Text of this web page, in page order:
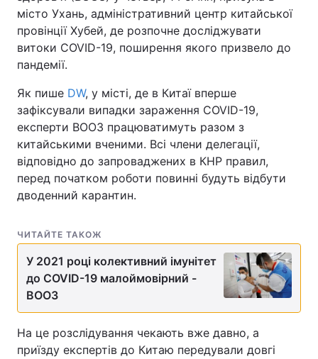
місто Ухань, адміністративний центр китайської
провінції Хубей, де розпочне досліджувати
витоки COVID-19, поширення якого призвело до
пандемії.
Як пише DW, у місті, де в Китаї вперше
зафіксували випадки зараження COVID-19,
експерти ВООЗ працюватимуть разом з
китайськими вченими. Всі члени делегації,
відповідно до запроваджених в КНР правил,
перед початком роботи повинні будуть відбути
дводенний карантин.
ЧИТАЙТЕ ТАКОЖ
У 2021 році колективний імунітет
до COVID-19 малоймовірний -
ВООЗ
На це розслідування чекають вже давно, а
приїзду експертів до Китаю передували довгі